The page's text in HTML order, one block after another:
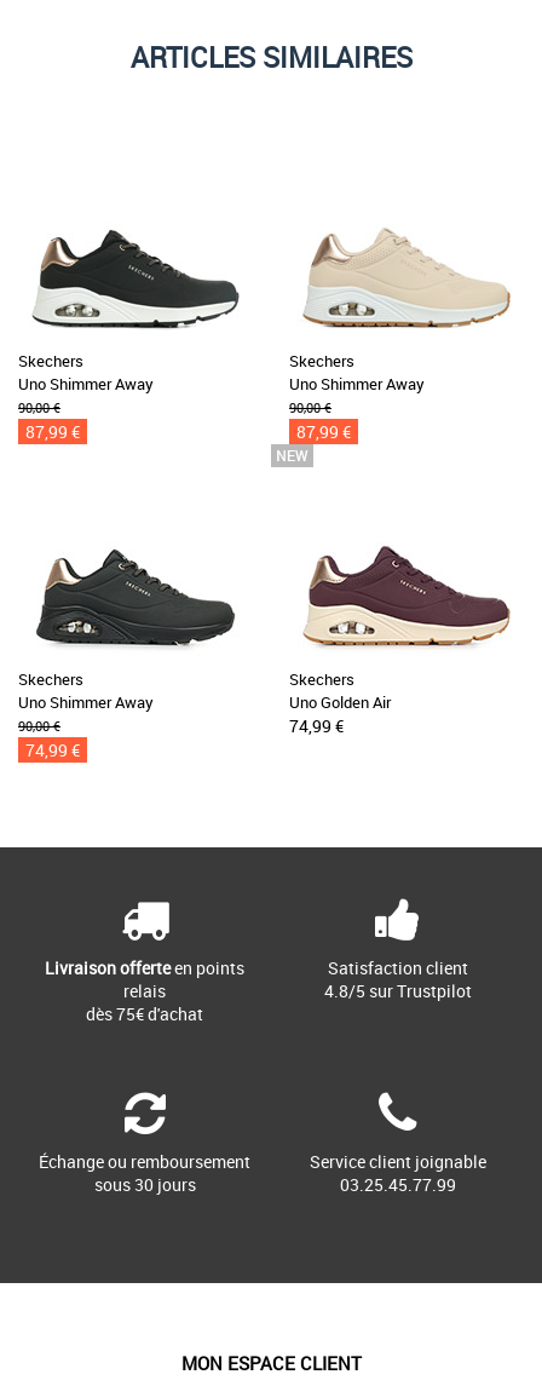
ARTICLES SIMILAIRES
Skechers
Uno Shimmer Away
90,00 €
87,99 €
Skechers
Uno Shimmer Away
90,00 €
87,99 €
Skechers
Uno Shimmer Away
90,00 €
74,99 €
Skechers
Uno Golden Air
74,99 €
Livraison offerteen points
relais
dès 75€ d'achat
Satisfaction client
4.8/5 sur Trustpilot
Échange ou remboursement
sous 30 jours
Service client joignable
03.25.45.77.99
MON ESPACE CLIENT